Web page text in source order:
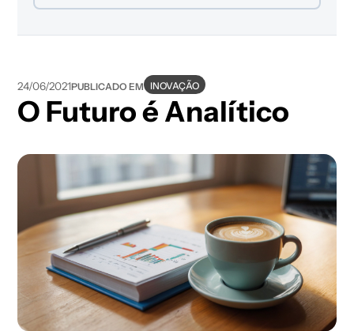
24/06/2021PUBLICADO EM INOVAÇÃO
O Futuro é Analítico